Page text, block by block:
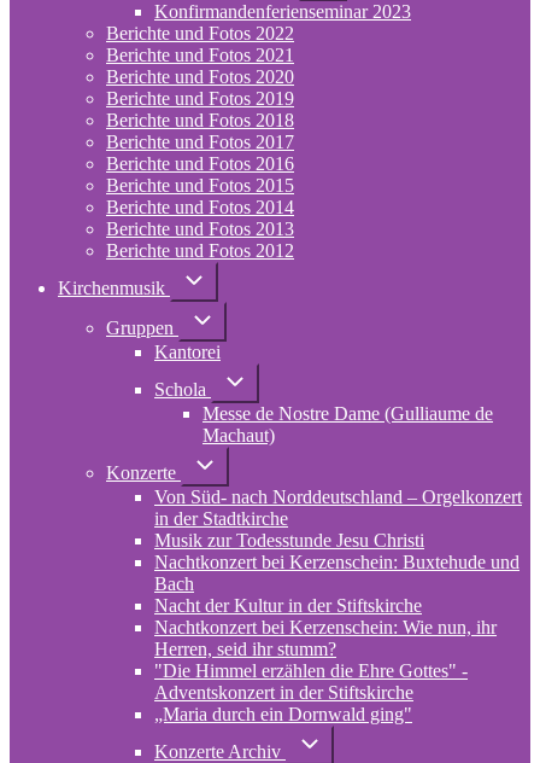
Berichte
Konfirmandenferienseminar 2023
Berichte und Fotos 2022
Berichte und Fotos 2021
Berichte und Fotos 2020
Berichte und Fotos 2019
Berichte und Fotos 2018
Berichte und Fotos 2017
Berichte und Fotos 2016
Berichte und Fotos 2015
Berichte und Fotos 2014
Berichte und Fotos 2013
Berichte und Fotos 2012
Kirchenmusik
Unternavigation
Kirchenmusik
Gruppen
Unternavigation
Gruppen
Kantorei
Schola
Unternavigation
Schola
Messe de Nostre Dame (Gulliaume de
Machaut)
Konzerte
Unternavigation
Konzerte
Von Süd- nach Norddeutschland – Orgelkonzert
in der Stadtkirche
Musik zur Todesstunde Jesu Christi
Nachtkonzert bei Kerzenschein: Buxtehude und
Bach
Nacht der Kultur in der Stiftskirche
Nachtkonzert bei Kerzenschein: Wie nun, ihr
Herren, seid ihr stumm?
"Die Himmel erzählen die Ehre Gottes" -
Adventskonzert in der Stiftskirche
„Maria durch ein Dornwald ging"
Konzerte Archiv
Unternavigation